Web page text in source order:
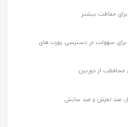
حفاظت بیشتر
برای سهولت در دسترسی پورت های
محافظت از دوربین
ضد لغزش و ضد سایش